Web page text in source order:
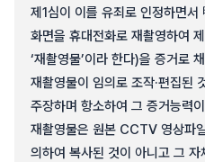
제1심이 이를 유죄로 인정하면
화면을 휴대전화로 재촬영하여
‘재촬영물’이라 한다)을 증거로
재촬영물이 임의로 조작·편집된
주장하며 항소하여 그 증거능력
재촬영물은 원본 CCTV 영상파
의하여 복사된 것이 아니고 그